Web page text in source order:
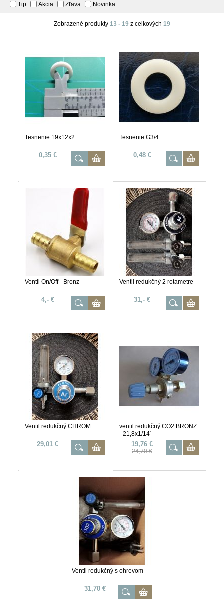
Tip
Akcia Zľava Novinka
Zobrazené produkty 13 - 19z celkových 19
Tesnenie 19x12x2
0,35 €
Tesnenie G3/4
0,48 €
Ventil On/Off - Bronz
4,- €
Ventil redukčný 2 rotametre
31,- €
Ventil redukčný CHRÓM
29,01 €
ventil redukčný CO2 BRONZ
- 21,8x1/14´
19,76 €
24,70 €
Ventil redukčný s ohrevom
31,70 €